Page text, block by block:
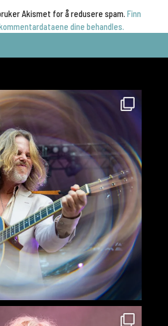
Akismet for å redusere spam. Finn
dine behandles.